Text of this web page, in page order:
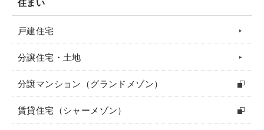
戸建住宅
分譲住宅・土地
分譲マンション（グランドメゾン）
賃貸住宅（シャーメゾン）